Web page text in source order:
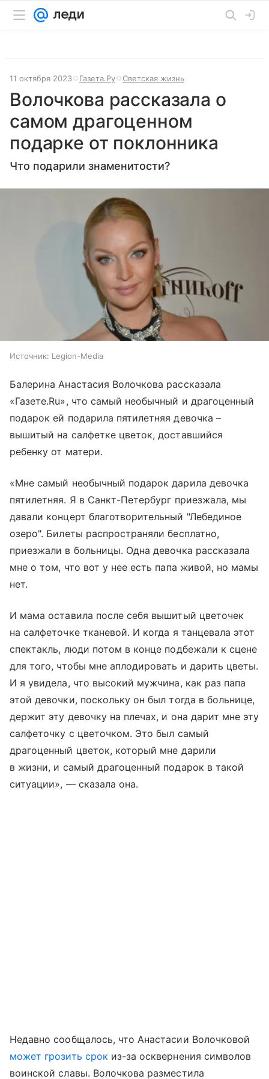
11 октября 2023 Газета.Ру Светская жизнь
Волочкова рассказала о
самом драгоценном
подарке от поклонника
Что подарили знаменитости?
Источник: Legion-Media
Балерина Анастасия Волочкова рассказала
«Газете.Ru», что самый необычный и драгоценный
подарок ей подарила пятилетняя девочка –
вышитый на салфетке цветок, доставшийся
ребенку от матери.
«Мне самый необычный подарок дарила девочка
пятилетняя. Я в Санкт-Петербург приезжала, мы
давали концерт благотворительный "Лебединое
озеро". Билеты распространяли бесплатно,
приезжали в больницы. Одна девочка рассказала
мне о том, что вот у нее есть папа живой, но мамы
нет.
И мама оставила после себя вышитый цветочек
на салфеточке тканевой. И когда я танцевала этот
спектакль, люди потом в конце подбежали к сцене
для того, чтобы мне аплодировать и дарить цветы.
И я увидела, что высокий мужчина, как раз папа
этой девочки, поскольку он был тогда в больнице,
держит эту девочку на плечах, и она дарит мне эту
салфеточку с цветочком. Это был самый
драгоценный цветок, который мне дарили
в жизни, и самый драгоценный подарок в такой
ситуации», — сказала она.
Недавно сообщалось, что Анастасии Волочковой
может грозить срок из-за осквернения символов
воинской славы. Волочкова разместила